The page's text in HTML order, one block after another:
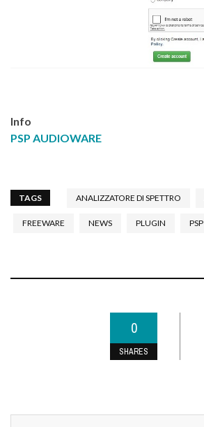
Info
PSP AUDIOWARE
TAGS ANALIZZATORE DI SPETTRO
FREEWARE NEWS PLUGIN PSP
0
SHARES